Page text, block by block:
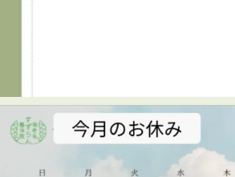
👦✨キッズタウン2026に参加しました！
7月29日、海老名市民活動センター ビ
た「キッズタウン2026」に、海老名
させていただきました😊
キッズタウンは、子どもたちがさまざ
楽しみながら学べるイベント。
当院では、「整体師のお仕事体験」を